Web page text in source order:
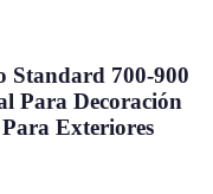
Standard 700-900
Para Decoración
Exteriores